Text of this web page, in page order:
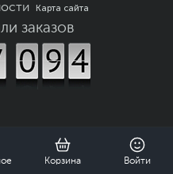
Карта сайта
заказов
Корзина Войти